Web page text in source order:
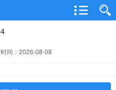
间：2026-08-08